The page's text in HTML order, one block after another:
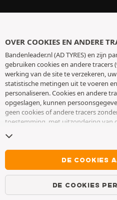
OVER COOKIES EN ANDERE
Bandenleader.nl (AD TYRES) en zijn
gebruiken cookies en andere tracers
werking van de site te verzekeren,
statistische metingen uit te voeren
personaliseren. Cookies en andere
opgeslagen, kunnen
geen cookies of andere tracers
toestemming, met uitzondering van
toestemming op elk moment
cookies en andere tracerste gaan. U
surfen zonder het deponeren van
aanvaarden. Weigering verhindert
TYRES. Voor meer informatie,
DE COOKIES
DE COOKIES